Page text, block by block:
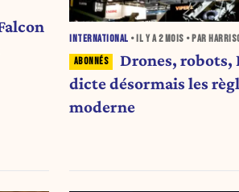
INTERNATIONAL • IL Y A2 MOIS • PAR
Drones,
dicte désormais les
moderne